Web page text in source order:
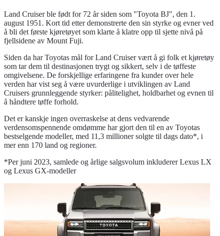
Land Cruiser ble født for 72 år siden som "Toyota BJ", den 1.
august 1951. Kort tid etter demonstrerte den sin styrke og evner ved
å bli det første kjøretøyet som klarte å klatre opp til sjette nivå på
fjellsidene av Mount Fuji.
Siden da har Toyotas mål for Land Cruiser vært å gi folk et kjøretøy
som tar dem til destinasjonen trygt og sikkert, selv i de tøffeste
omgivelsene. De forskjellige erfaringene fra kunder over hele
verden har vist seg å være uvurderlige i utviklingen av Land
Cruisers grunnleggende styrker: pålitelighet, holdbarhet og evnen til
å håndtere tøffe forhold.
Det er kanskje ingen overraskelse at dens vedvarende
verdensomspennende omdømme har gjort den til en av Toyotas
bestselgende modeller, med 11,3 millioner solgte til dags dato*, i
mer enn 170 land og regioner.
*Per juni 2023, samlede og årlige salgsvolum inkluderer Lexus LX
og Lexus GX-modeller